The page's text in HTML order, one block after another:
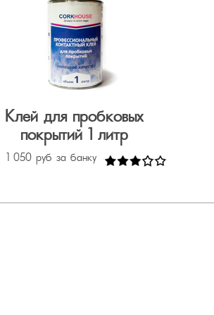
Клей для пробковых
покрытий 1 литр
1 050 руб за банку